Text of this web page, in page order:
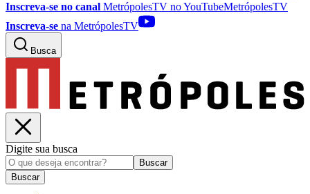
Inscreva-se no canal MetrópolesTV noYouTubeMetrópolesTV
Inscreva-se na MetrópolesTV
Busca
Digite sua busca
Buscar
Buscar